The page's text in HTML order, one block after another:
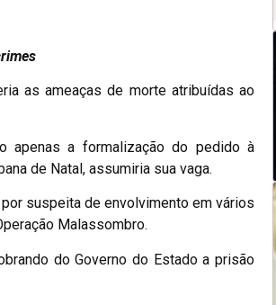
as ameaças de morte atribuídas ao
apenas a formalização do pedido à
de Natal, assumiria sua vaga.
suspeita de envolvimento em vários
Malassombro.
do Governo do Estado a prisão